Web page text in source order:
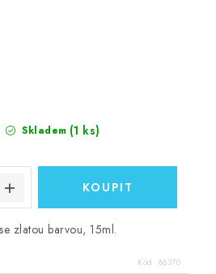
Skladem (1 ks)
zlatou barvou, 15ml.
Kód: 86370